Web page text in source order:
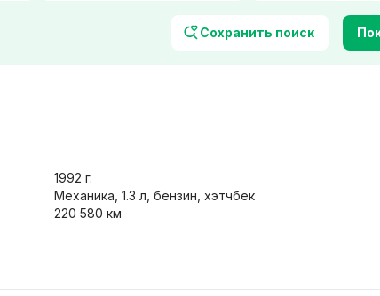
/ климат-контроль
Обогрев сидений
Сохранить поиск
1992 г.
Механика, 1.3 л, бензин, хэтчбек
220 580 км